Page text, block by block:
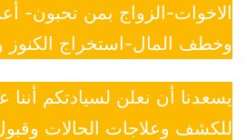
الاخوات-الزواج بمن تحبون-
وخطف المال-استخراج الكنوز
يسعدنا أن نعلن لسيادتكم أننا
للكشف وعلاجات الحالات